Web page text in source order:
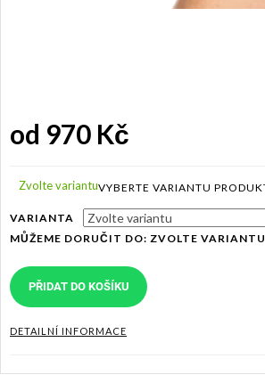
od 970 Kč
cena:
Zvolte variantu
VARIANTA
MŮŽEME DORUČIT DO: ZVOLTE VARIANTU
PŘIDAT DO KOŠÍKU
DETAILNÍ INFORMACE